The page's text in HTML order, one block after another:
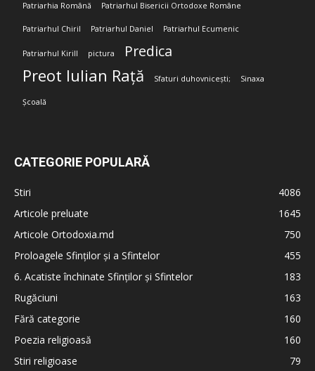
Patriarhia Română Patriarhul Bisericii Ortodoxe Române
Patriarhul Chiril Patriarhul Daniel Patriarhul Ecumenic
Patriarhul Kirill pictura Predica
Preot Iulian Rață Sfaturi duhovnicești; Sinaxa
Școală
CATEGORIE POPULARĂ
Stiri
4086
Articole preluate
1645
Articole Ortodoxia.md
750
Proloagele Sfinților și a Sfintelor
455
6. Acatiste închinate Sfinților și Sfintelor
183
Rugăciuni
163
Fără categorie
160
Poezia religioasă
160
Stiri religioase
79